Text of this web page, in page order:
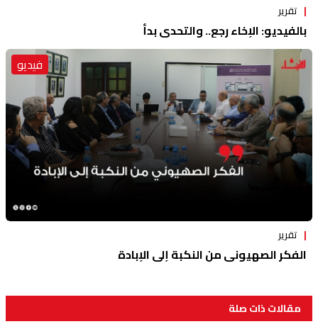
تقرير
بالفيديو: الإخاء رجع.. والتحدي بدأ
فيديو
تقرير
الفكر الصهيوني من النكبة إلى الإبادة
مقالات ذات صلة